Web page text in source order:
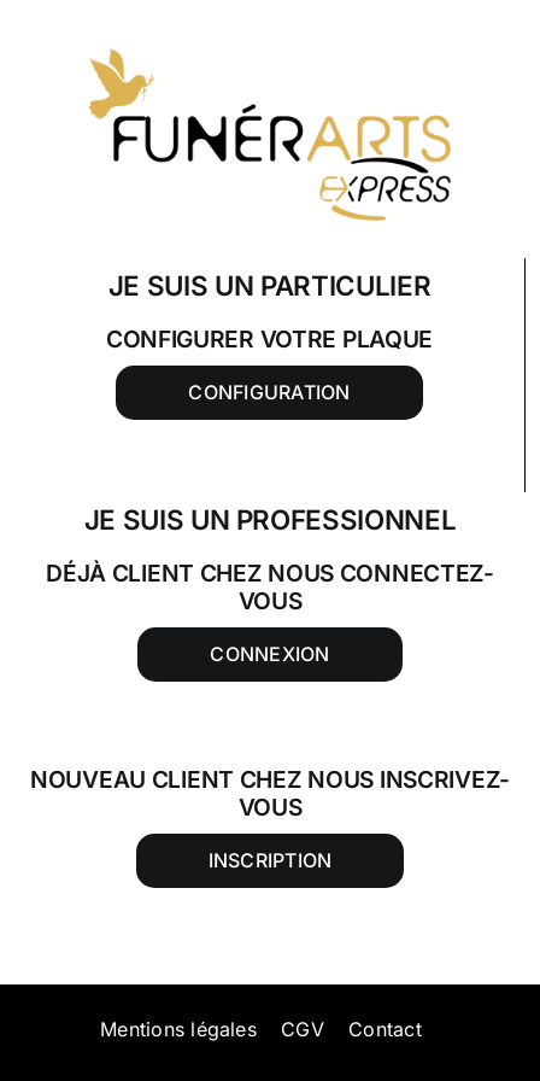
JE SUIS UN PARTICULIER
CONFIGURER VOTRE PLAQUE
CONFIGURATION
JE SUIS UN PROFESSIONNEL
DÉJÀ CLIENT CHEZ NOUS CONNECTEZ-
VOUS
CONNEXION
NOUVEAU CLIENT CHEZ NOUS INSCRIVEZ-
VOUS
INSCRIPTION
Mentions légales CGV Contact